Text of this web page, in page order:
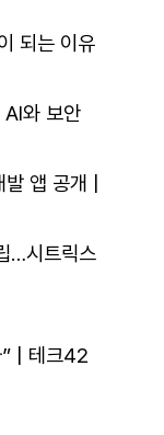
되는 이유
AI와 보안
앱 공개 |
…시트릭스
” | 테크42